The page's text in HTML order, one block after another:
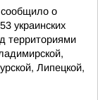
о
украинских
территориями
Липецкой,